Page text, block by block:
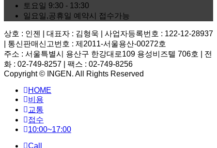
토요일 9:30 - 13:30
일요일,공휴일 예약시 접수가능
상호 : 인젠 | 대표자 : 김형욱 | 사업자등록번호 : 122-12-28937
| 통신판매신고번호 : 제2011-서울용산-00272호
주소 : 서울특별시 용산구 한강대로109 용성비즈텔 706호 | 전
화 : 02-749-8257 | 팩스 : 02-749-8256
Copyright © INGEN. All Rights Reserved
HOME
비용
교통
접수
10:00~17:00
Call